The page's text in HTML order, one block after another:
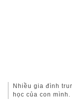
Nhiều gia đình
học của con